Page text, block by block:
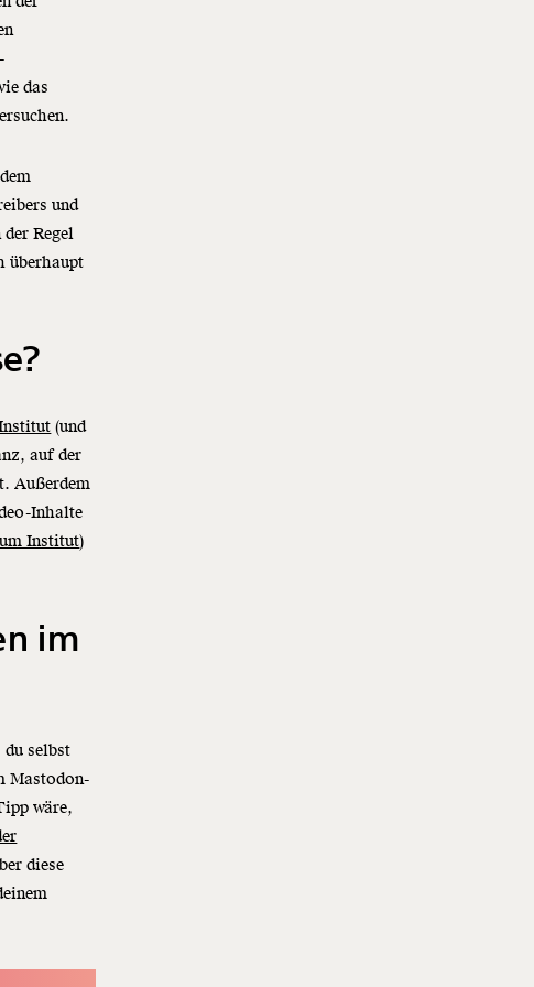
das
und
Regel
überhaupt
(und
auf der
Außerdem
Inhalte
Institut)
im
du selbst
Mastodon-
wäre,
diese